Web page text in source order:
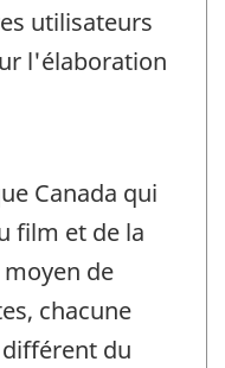
utilisateurs
l'élaboration
Canada qui
film et de la
de
chacune
du